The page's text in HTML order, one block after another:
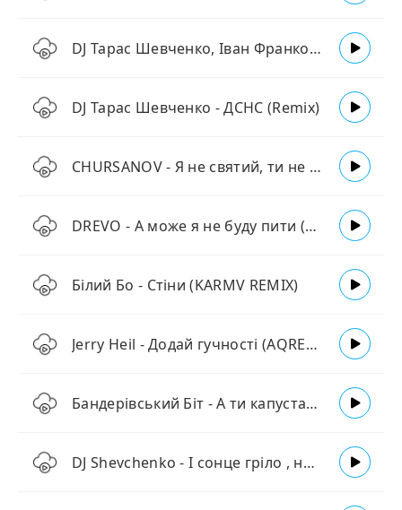
DJ Тарас Шевченко, Іван Франко - Гімн (Вічний революціонер)
DJ Тарас Шевченко - ДСНС (Remix)
CHURSANOV - Я не святий, ти не свята (REMIX)
DREVO - А може я не буду пити (KARMV REMIX)
Білий Бо - Стіни (KARMV REMIX)
Jerry Heil - Додай гучності (AQRES REMIX)
Бандерівський Біт - А ти капуста, а ти розсада (Disco Pop Remix)
DJ Shevchenko - І сонце гріло , не пекло